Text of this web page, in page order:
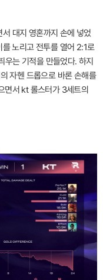
대지 영혼까지 손에 넣었
노리고 전투를 열어 2:1로
우는 기적을 만들었다. 하지
자헨 드롭으로 바론 손해를
면서 kt 롤스터가 3세트의